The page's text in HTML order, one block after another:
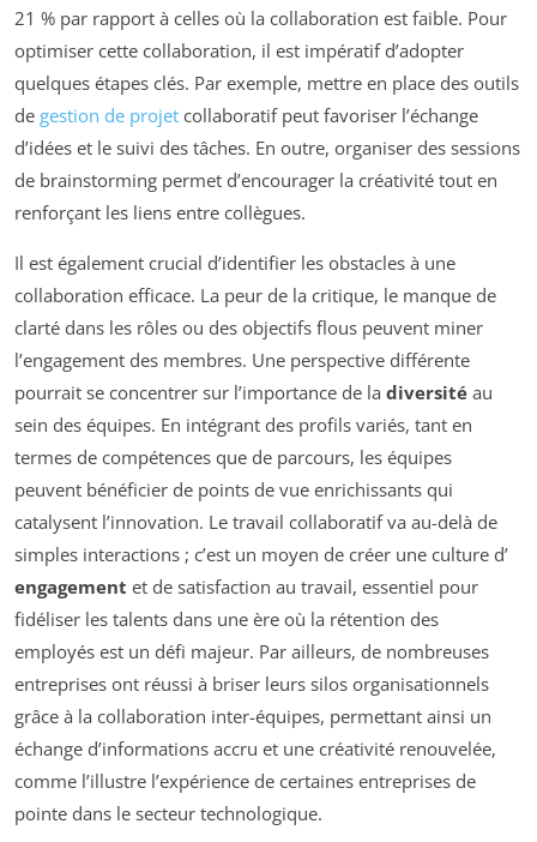
21 % par rapport à celles où la collaboration est faible. Pour
optimiser cette collaboration, il est impératif d’adopter
quelques étapes clés. Par exemple, mettre en place des outils
de gestion de projet collaboratif peut favoriser l’échange
d’idées et le suivi des tâches. En outre, organiser des sessions
de brainstorming permet d’encourager la créativité tout en
renforçant les liens entre collègues.
Il est également crucial d’identifier les obstacles à une
collaboration efficace. La peur de la critique, le manque de
clarté dans les rôles ou des objectifs flous peuvent miner
l’engagement des membres. Une perspective différente
pourrait se concentrer sur l’importance de la diversité au
sein des équipes. En intégrant des profils variés, tant en
termes de compétences que de parcours, les équipes
peuvent bénéficier de points de vue enrichissants qui
catalysent l’innovation. Le travail collaboratif va au-delà de
simples interactions ; c’est un moyen de créer une culture d’
engagement et de satisfaction au travail, essentiel pour
fidéliser les talents dans une ère où la rétention des
employés est un défi majeur. Par ailleurs, de nombreuses
entreprises ont réussi à briser leurs silos organisationnels
grâce à la collaboration inter-équipes, permettant ainsi un
échange d’informations accru et une créativité renouvelée,
comme l’illustre l’expérience de certaines entreprises de
pointe dans le secteur technologique.